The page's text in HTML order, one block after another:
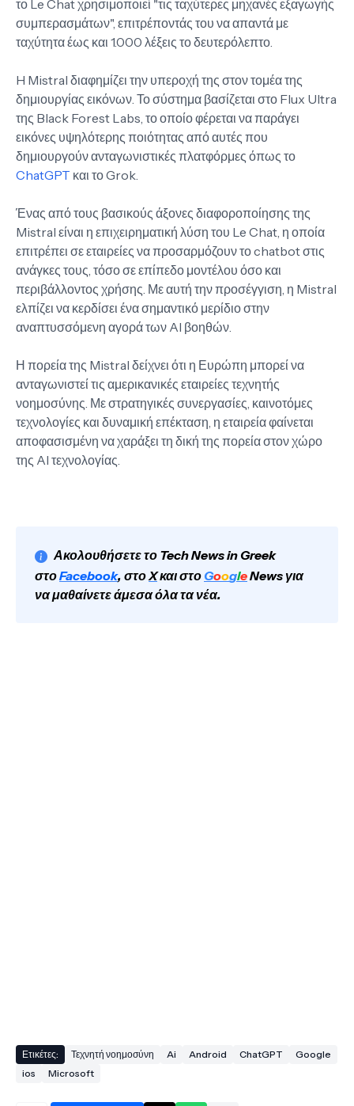
το Le Chat χρησιμοποιεί "τις ταχύτερες μηχανές εξαγωγής
συμπερασμάτων", επιτρέποντάς του να απαντά με
ταχύτητα έως και 1.000 λέξεις το δευτερόλεπτο.
H Mistral διαφημίζει την υπεροχή της στον τομέα της
δημιουργίας εικόνων. Το σύστημα βασίζεται στο Flux Ultra
της Black Forest Labs, το οποίο φέρεται να παράγει
εικόνες υψηλότερης ποιότητας από αυτές που
δημιουργούν ανταγωνιστικές πλατφόρμες όπως το
ChatGPT και το Grok.
Ένας από τους βασικούς άξονες διαφοροποίησης της
Mistral είναι η επιχειρηματική λύση του Le Chat, η οποία
επιτρέπει σε εταιρείες να προσαρμόζουν το chatbot στις
ανάγκες τους, τόσο σε επίπεδο μοντέλου όσο και
περιβάλλοντος χρήσης. Με αυτή την προσέγγιση, η Mistral
ελπίζει να κερδίσει ένα σημαντικό μερίδιο στην
αναπτυσσόμενη αγορά των AI βοηθών.
Η πορεία της Mistral δείχνει ότι η Ευρώπη μπορεί να
ανταγωνιστεί τις αμερικανικές εταιρείες τεχνητής
νοημοσύνης. Με στρατηγικές συνεργασίες, καινοτόμες
τεχνολογίες και δυναμική επέκταση, η εταιρεία φαίνεται
αποφασισμένη να χαράξει τη δική της πορεία στον χώρο
της AI τεχνολογίας.
Ακολουθήσετε το Tech News in Greek
στοFacebook, στοXκαι στο GoogleNews για
να μαθαίνετε άμεσα όλα τα νέα.
Ετικέτες: Τεχνητή νοημοσύνη Ai Android ChatGPT
Google
ios
Microsoft